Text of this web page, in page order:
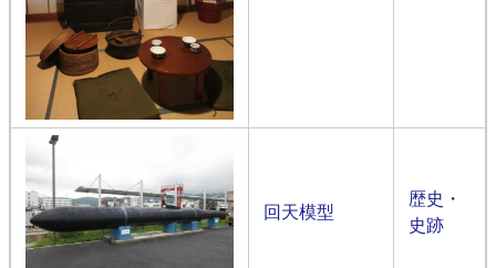
回天模型
歴史・
史跡